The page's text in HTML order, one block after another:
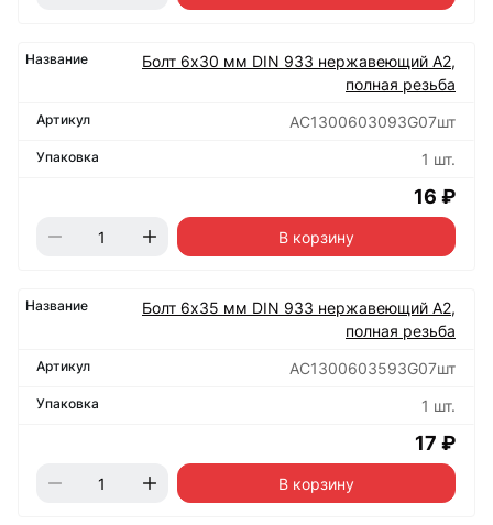
Болт 6х30 мм DIN 933 нержавеющий А2,
полная резьба
АС1300603093G07шт
1 шт.
16 ₽
В корзину
Болт 6х35 мм DIN 933 нержавеющий А2,
полная резьба
АС1300603593G07шт
1 шт.
17 ₽
В корзину